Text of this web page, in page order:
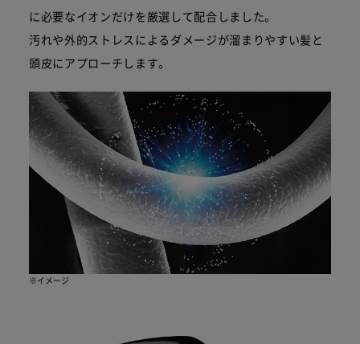
に必要なイオンだけを厳選して配合しました。
汚れや外的ストレスによるダメージが溜まりやすい髪と
頭皮にアプローチします。
※イメージ